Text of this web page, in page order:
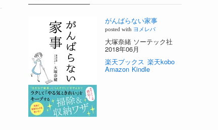
がんばらない家事
posted with ヨメレバ
大塚奈緒 ソーテック社
2018年06月
楽天ブックス 楽天kobo
Amazon Kindle